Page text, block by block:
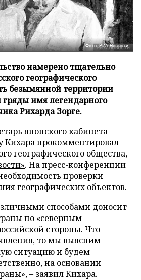
Фото: РИА Новости
намерено тщательно
географического
безымянной территории
имя легендарного
Рихарда Зорге.
японского кабинета
Кихара прокомментировал
географического общества,
. На пресс-конференции
проверки
географических объектов.
способами доносит
по «северным
стороны. Что
то мы выясним
ситуацию и будем
на основании
– заявил Кихара.